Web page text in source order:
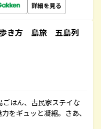
詳細を見る
き方 島旅 五島列
はん、古民家ステイな
をギュッと凝縮。さあ、